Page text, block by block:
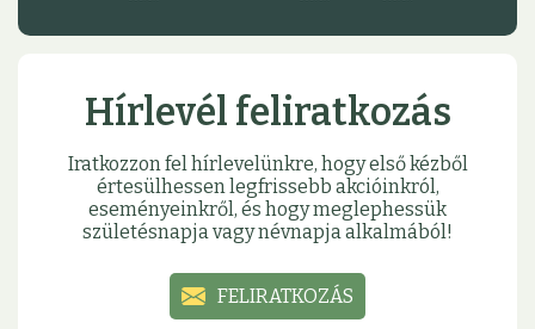
Hírlevél feliratkozás
Iratkozzon fel hírlevelünkre, hogy első kézből
értesülhessen legfrissebb akcióinkról,
eseményeinkről, és hogy meglephessük
születésnapja vagy névnapja alkalmából!
FELIRATKOZÁS